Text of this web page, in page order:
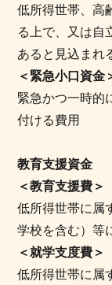
低所得世帯、高
る上で、又は自
あると見込まれ
＜緊急小口資金
緊急かつ一時的
付ける費用
教育支援資金
＜教育支援費＞
低所得世帯に属
学校を含む）等
＜就学支度費＞
低所得世帯に属